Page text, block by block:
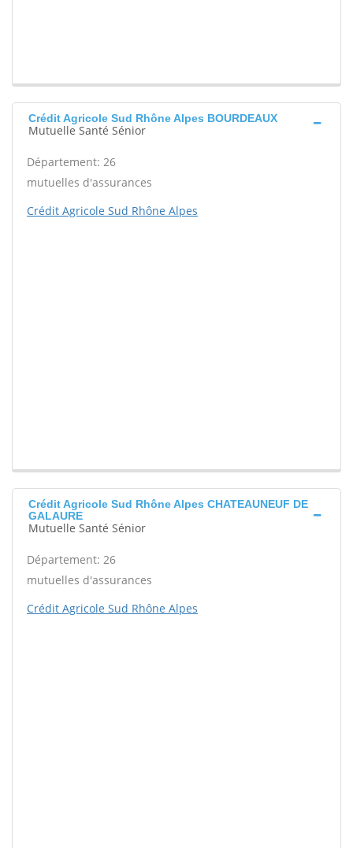
Crédit Agricole Sud Rhône Alpes BOURDEAUX
Mutuelle Santé Sénior
Département: 26
mutuelles d'assurances
Crédit Agricole Sud Rhône Alpes
Crédit Agricole Sud Rhône Alpes CHATEAUNEUF DE
GALAURE
Mutuelle Santé Sénior
Département: 26
mutuelles d'assurances
Crédit Agricole Sud Rhône Alpes